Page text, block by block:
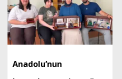
Anadolu’nun